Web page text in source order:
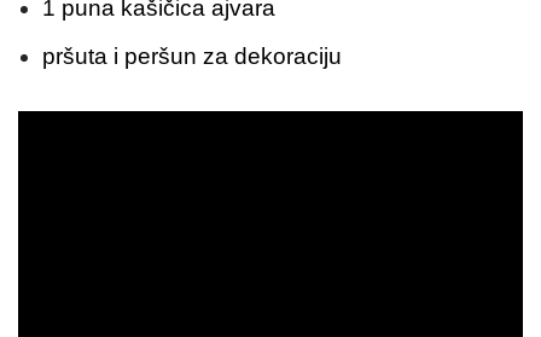
1 puna kašičica ajvara
pršuta i peršun za dekoraciju